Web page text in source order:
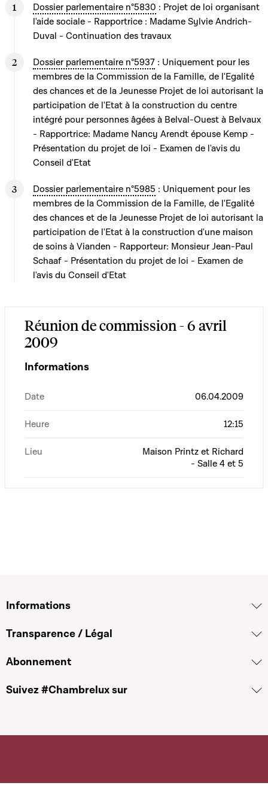
Dossier parlementaire n°5830 : Projet de loi organisant
l'aide sociale - Rapportrice : Madame Sylvie Andrich-
Duval - Continuation des travaux
Dossier parlementaire n°5937 : Uniquement pour les
membres de la Commission de la Famille, de l'Egalité
des chances et de la Jeunesse Projet de loi autorisant la
participation de l'Etat à la construction du centre
intégré pour personnes âgées à Belval-Ouest à Belvaux
- Rapportrice: Madame Nancy Arendt épouse Kemp -
Présentation du projet de loi - Examen de l'avis du
Conseil d'Etat
Dossier parlementaire n°5985 : Uniquement pour les
membres de la Commission de la Famille, de l'Egalité
des chances et de la Jeunesse Projet de loi autorisant la
participation de l'Etat à la construction d'une maison
de soins à Vianden - Rapporteur: Monsieur Jean-Paul
Schaaf - Présentation du projet de loi - Examen de
l'avis du Conseil d'Etat
Réunion de commission - 6 avril
2009
Informations
Date 06.04.2009
Heure 12:15
Lieu
Maison Printz et Richard
- Salle 4 et 5
Informations
Transparence / Légal
Abonnement
Suivez #Chambrelux sur